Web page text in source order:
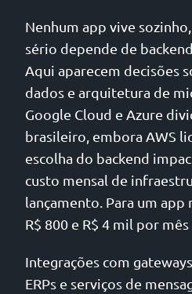
Nenhum app vive
sério depende de
Aqui aparecem decisões
dados e arquitetura de
Google Cloud e Azure
brasileiro, embora AWS
escolha do backend
custo mensal de
lançamento. Para um
R$ 800 e R$ 4 mil por
Integrações com
ERPs e serviços de